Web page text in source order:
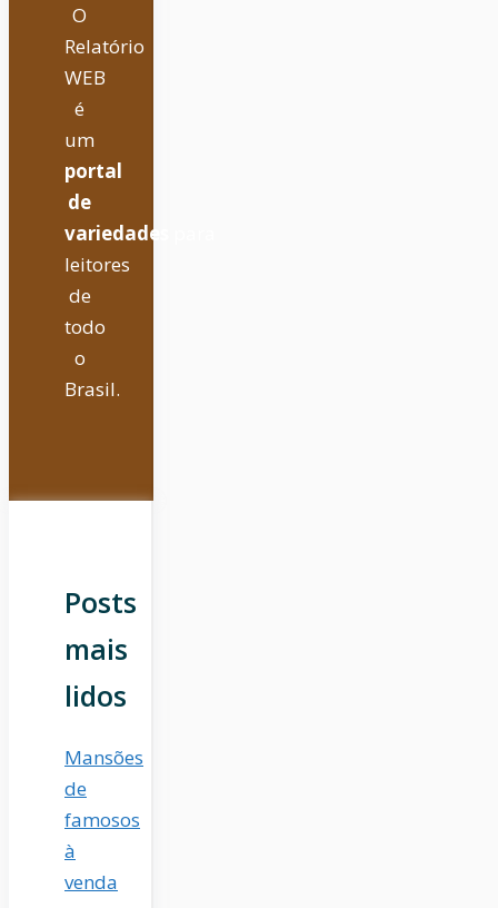
O
Relatório
WEB
é
um
portal
de
variedades
leitores
de
todo
o
Brasil.
Posts
mais
lidos
Mansões
de
famosos
à
venda